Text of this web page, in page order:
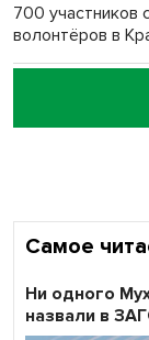
700 участников
волонтёров в
Честный выбор:
объективность
Самое
Ни одного
назвали в